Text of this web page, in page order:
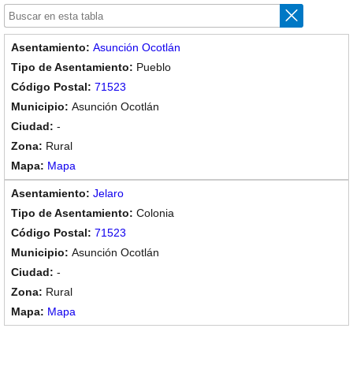
Asunción Ocotlán
Pueblo
71523
Asunción Ocotlán
-
Rural
Mapa
Jelaro
Colonia
71523
Asunción Ocotlán
-
Rural
Mapa